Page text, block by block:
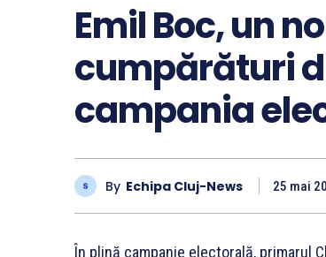
Emil Boc, un
cumpărături
campania
By Echipa Cluj-News 25 mai
În plină campanie electorală, primarul